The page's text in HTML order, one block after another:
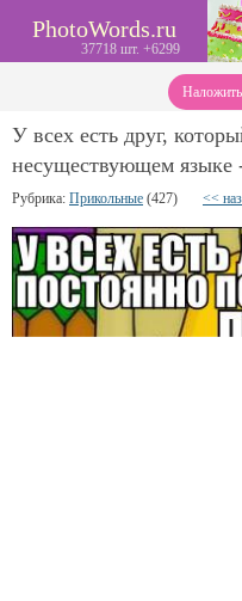
PhotoWords.ru
37718 шт. +6299
Наложить
У всех есть друг,
несуществующем языке
Рубрика: Прикольные (427) <<